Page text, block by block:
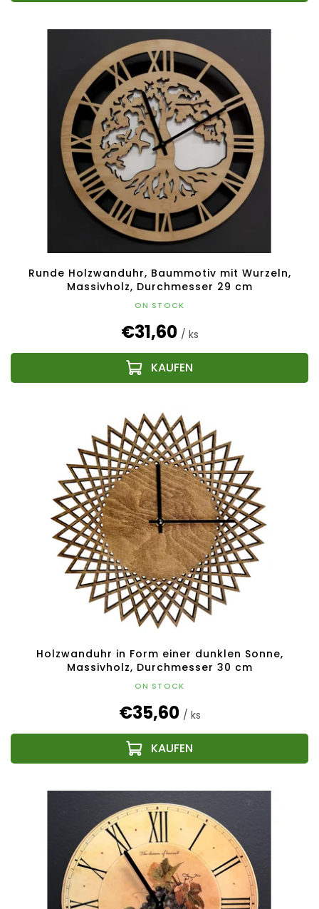
Runde Holzwanduhr, Baummotiv mit Wurzeln,
Massivholz, Durchmesser 29 cm
ON STOCK
€31,60 / ks
Holzwanduhr in Form einer dunklen Sonne,
Massivholz, Durchmesser 30 cm
ON STOCK
€35,60 / ks